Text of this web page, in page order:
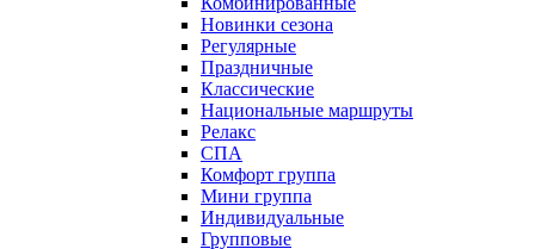
Новинки сезона
Регулярные
Праздничные
Классические
Национальные маршруты
Релакс
СПА
Комфорт группа
Мини группа
Индивидуальные
Групповые